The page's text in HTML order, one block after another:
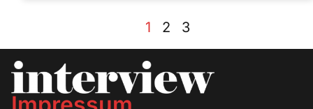
1 2 3